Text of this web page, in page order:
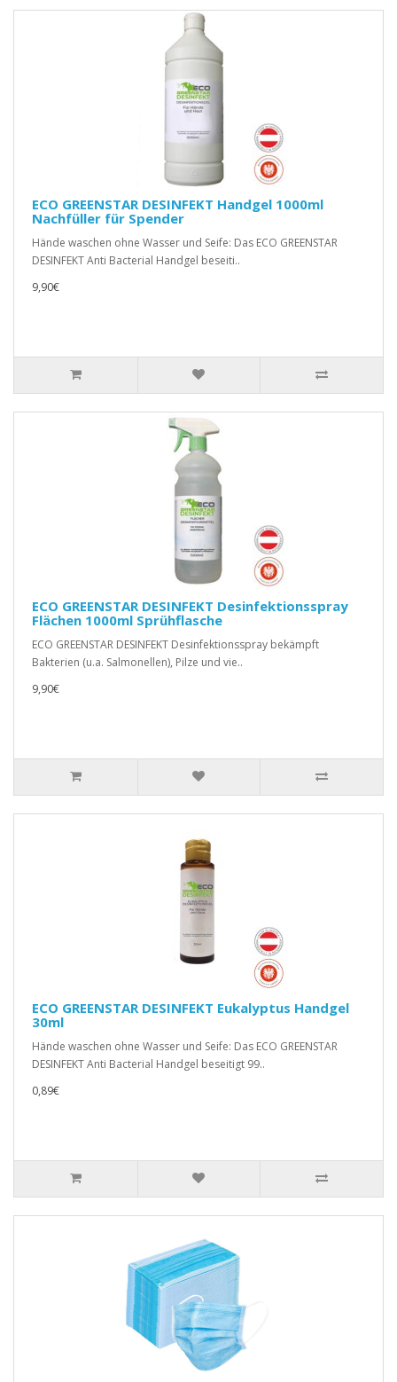
ECO GREENSTAR DESINFEKT Handgel 1000ml
Nachfüller für Spender
Hände waschen ohne Wasser und Seife: Das ECO GREENSTAR
DESINFEKT Anti Bacterial Handgel beseiti..
9,90€
ECO GREENSTAR DESINFEKT Desinfektionsspray
Flächen 1000ml Sprühflasche
ECO GREENSTAR DESINFEKT Desinfektionsspray bekämpft
Bakterien (u.a. Salmonellen), Pilze und vie..
9,90€
ECO GREENSTAR DESINFEKT Eukalyptus Handgel
30ml
Hände waschen ohne Wasser und Seife: Das ECO GREENSTAR
DESINFEKT Anti Bacterial Handgel beseitigt 99..
0,89€